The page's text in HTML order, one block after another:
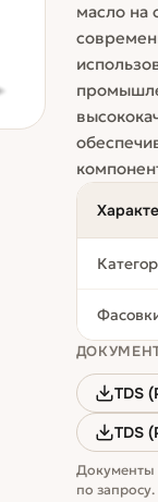
масло на
TDS
TDS
Документы
по запросу.